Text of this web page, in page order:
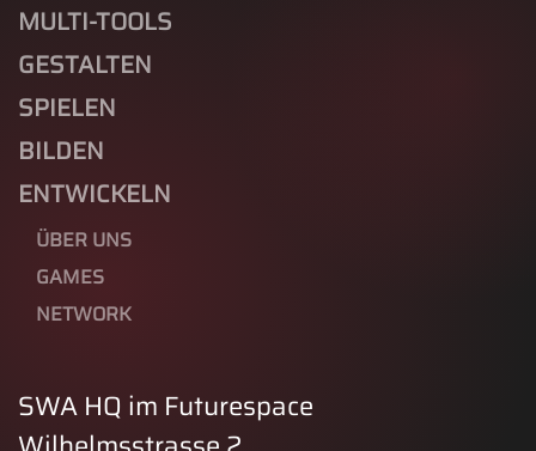
MULTI-TOOLS
GESTALTEN
SPIELEN
BILDEN
ENTWICKELN
ÜBER UNS
GAMES
NETWORK
SWA HQ im Futurespace